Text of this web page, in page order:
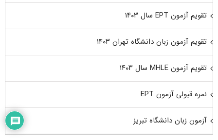
تقویم آزمون EPT سال ۱۴۰۳
تقویم آزمون زبان دانشگاه تهران ۱۴۰۳
تقویم آزمون MHLE سال ۱۴۰۳
نمره قبولی آزمون EPT
آزمون زبان دانشگاه تبریز